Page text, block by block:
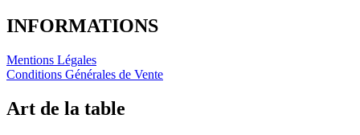
INFORMATIONS
Mentions Légales
Conditions Générales de Vente
Art de la table